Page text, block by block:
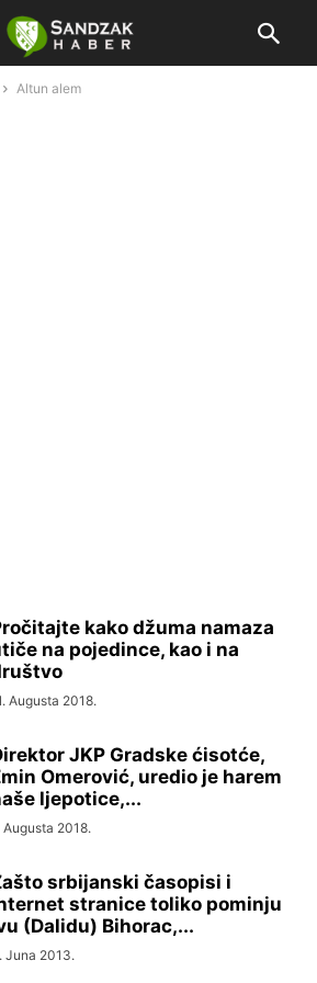
Altun alem
kako džuma namaza
na pojedince, kao i na
Augusta 2018.
JKP Gradske ćisotće,
Omerović, uredio je harem
ljepotice,...
Augusta 2018.
srbijanski časopisi i
stranice toliko pominju
(Dalidu) Bihorac,...
Juna 2013.